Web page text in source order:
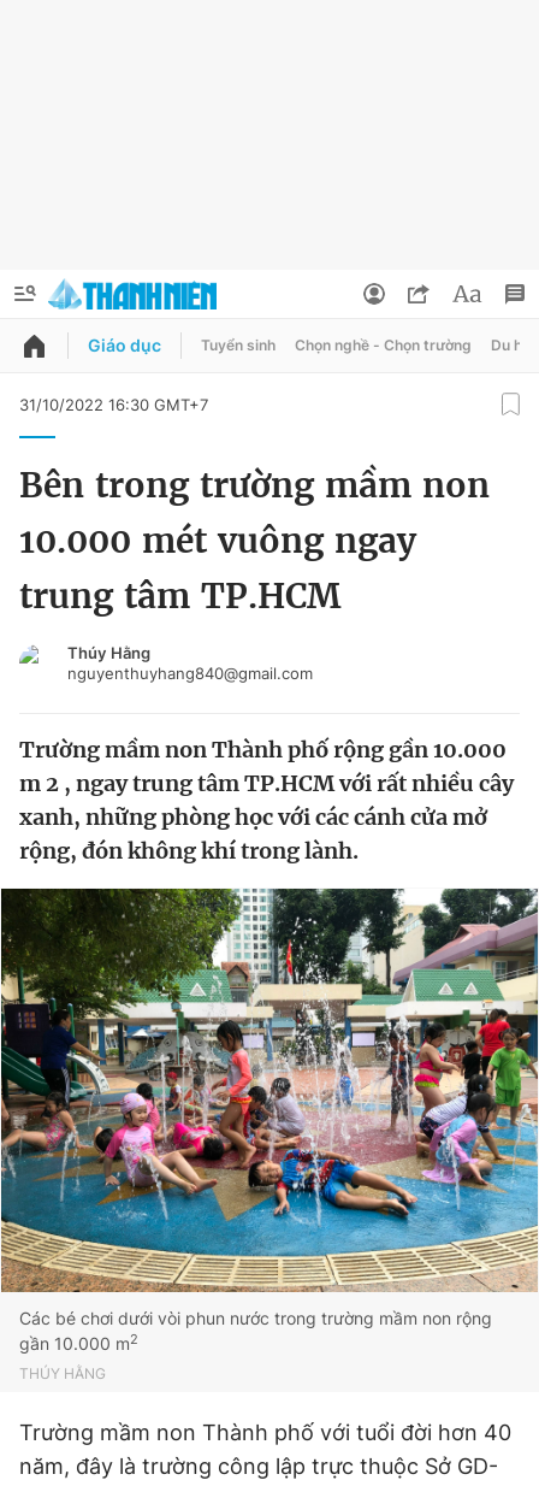
QUẢNG CÁO ĐẶT BÁO
Chào ngày mới
Magazine
Sản phẩm khác
Tiện ích Bạn cần biết
Thông tin tòa soạn Liên hệ quảng cáo
Đọc Thanh Niên trên điện thoại
Theo dõi báo trên
Hotline
Đặt báo Quảng cáo RSS Tòa soạn Chính sách bảo
Đổi mật khẩu
Tin đã lưu
Tin đã xem
Đăng xuất
Giáo dục Tuyển sinh Chọn nghề - Chọn trường Du học
31/10/2022 16:30 GMT+7
Bên trong trường mầm non
10.000 mét vuông ngay
trung tâm TP.HCM
Thúy Hằng
nguyenthuyhang840@gmail.com
Trường mầm non Thành phố rộng gần 10.000
m 2 , ngay trung tâm TP.HCM với rất nhiều cây
xanh, những phòng học với các cánh cửa mở
rộng, đón không khí trong lành.
Các bé chơi dưới vòi phun nước trong trường mầm non rộng
gần 10.000 m2
THÚY HẰNG
Trường mầm non Thành phố với tuổi đời hơn 40
năm, đây là trường công lập trực thuộc Sở GD-